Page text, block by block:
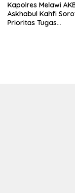
Kapolres Melawi
Askhabul Kahfi
Prioritas Tugas